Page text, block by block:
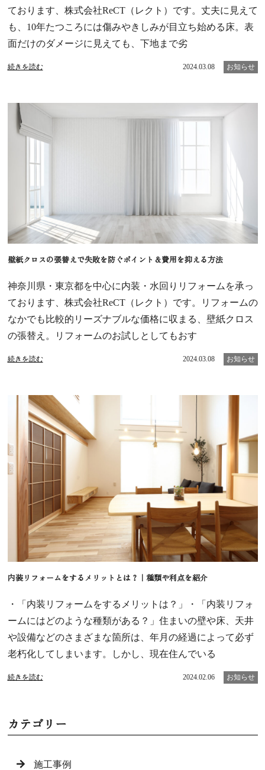
ております、株式会社ReCT（レクト）です。丈夫に見えて
も、10年たつころには傷みやきしみが目立ち始める床。表
面だけのダメージに見えても、下地まで劣
続きを読む 2024.03.08 お知らせ
壁紙クロスの張替えで失敗を防ぐポイント＆費用を抑える方法
神奈川県・東京都を中心に内装・水回りリフォームを承っ
ております、株式会社ReCT（レクト）です。リフォームの
なかでも比較的リーズナブルな価格に収まる、壁紙クロス
の張替え。リフォームのお試しとしてもおす
続きを読む 2024.03.08 お知らせ
内装リフォームをするメリットとは？｜種類や利点を紹介
・「内装リフォームをするメリットは？」・「内装リフォ
ームにはどのような種類がある？」住まいの壁や床、天井
や設備などのさまざまな箇所は、年月の経過によって必ず
老朽化してしまいます。しかし、現在住んでいる
続きを読む 2024.02.06 お知らせ
カテゴリー
施工事例